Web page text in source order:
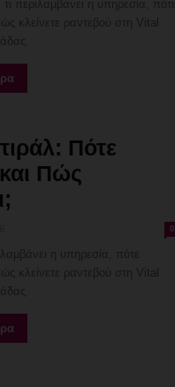
Πότε
και Πώς
0